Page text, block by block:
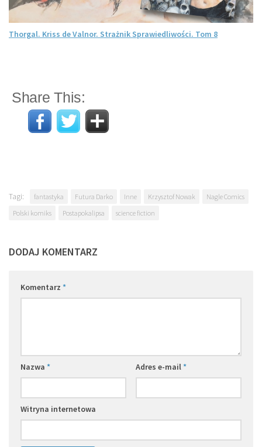
Thorgal. Kriss de Valnor. Strażnik Sprawiedliwości. Tom 8
Share This:
Tagi: fantastyka Futura Darko Inne Krzysztof Nowak
Nagle Comics
Polski komiks
Postapokalipsa science fiction
DODAJ KOMENTARZ
Komentarz *
Nazwa * Adres e-mail*
Witryna internetowa